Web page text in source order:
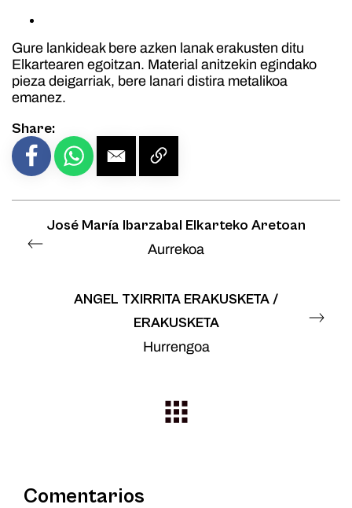
Gure lankideak bere azken lanak erakusten ditu
Elkartearen egoitzan. Material anitzekin egindako
pieza deigarriak, bere lanari distira metalikoa
emanez.
Share:
José María Ibarzabal Elkarteko Aretoan
Aurrekoa
ANGEL TXIRRITA ERAKUSKETA /
ERAKUSKETA
Hurrengoa
Comentarios